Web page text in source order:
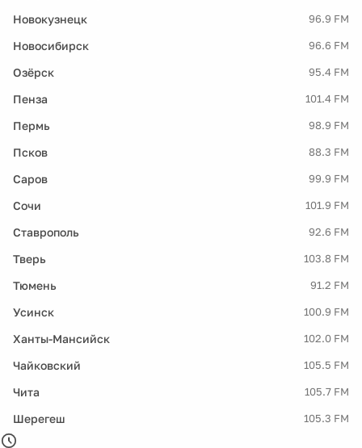
Новокузнецк 96.9 FM
Новосибирск 96.6 FM
Озёрск 95.4 FM
Пенза 101.4 FM
Пермь 98.9 FM
Псков 88.3 FM
Саров 99.9 FM
Сочи 101.9 FM
Ставрополь 92.6 FM
Тверь 103.8 FM
Тюмень 91.2 FM
Усинск 100.9 FM
Ханты-Мансийск 102.0 FM
Чайковский 105.5 FM
Чита 105.7 FM
Шерегеш 105.3 FM